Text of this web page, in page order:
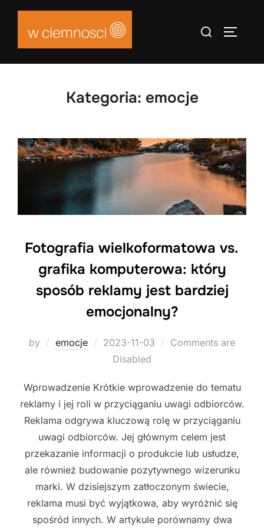
Skip
content
Search
Kategoria: emocje
Fotografia wielkoformatowa vs.
grafika komputerowa: który
sposób reklamy jest bardziej
emocjonalny?
by emocje
Posted
on
2023-11-03
Comments are
Disabled
Wprowadzenie Krótkie wprowadzenie do tematu
reklamy i jej roli w przyciąganiu uwagi odbiorców.
Reklama odgrywa kluczową rolę w przyciąganiu
uwagi odbiorców. Jej głównym celem jest
przekazanie informacji o produkcie lub usłudze,
ale również budowanie pozytywnego wizerunku
marki. W dzisiejszym zatłoczonym świecie,
reklama musi być wyjątkowa, aby wyróżnić się
spośród innych. W artykule porównamy dwa